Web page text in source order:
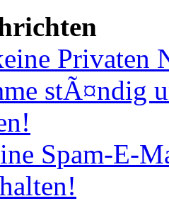
Privaten
stÃ¤ndig
Spam-E-